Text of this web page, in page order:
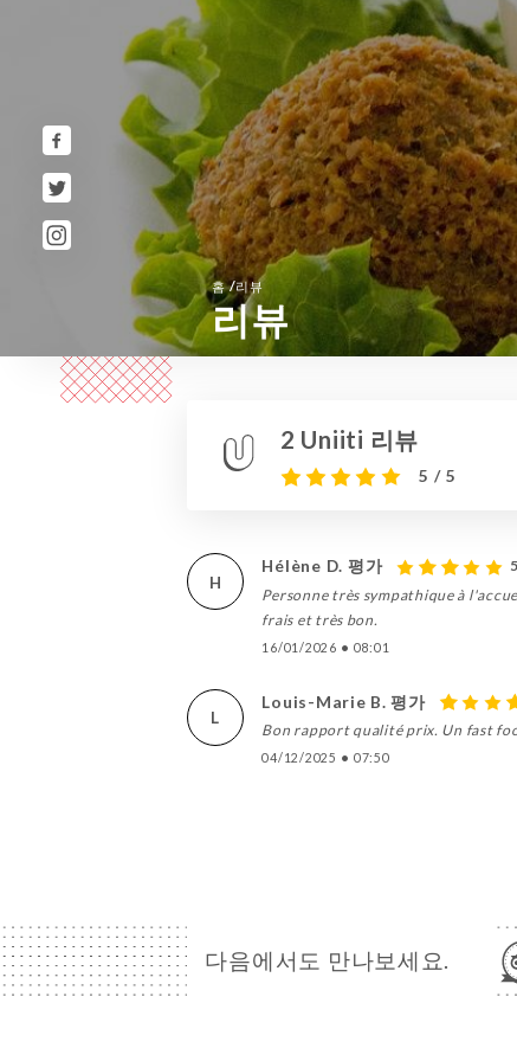
홈/리뷰
리뷰
2 Uniiti 리뷰
5 / 5
H
Hélène D. 평가
Personne très sympathique à
frais et très bon.
16/01/2026 • 08:01
L
Louis-Marie B. 평가
Bon rapport qualité prix. Un fast
04/12/2025 • 07:50
다음에서도 만나보세요.